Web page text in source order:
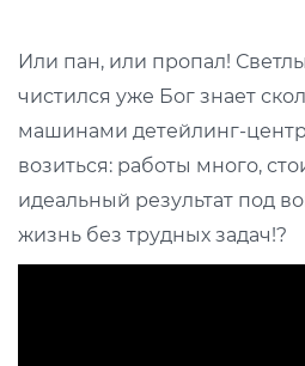
Или пан, или пропал!
чистился уже Бог знает
машинами детейлинг-
возиться: работы много,
идеальный результат под
жизнь без трудных задач!?